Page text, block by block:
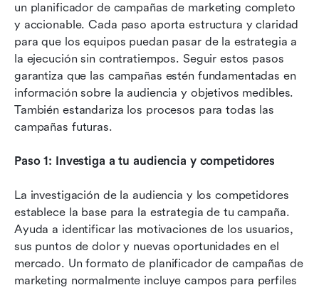
un planificador de campañas de marketing completo
y accionable. Cada paso aporta estructura y claridad
para que los equipos puedan pasar de la estrategia a
la ejecución sin contratiempos. Seguir estos pasos
garantiza que las campañas estén fundamentadas en
información sobre la audiencia y objetivos medibles.
También estandariza los procesos para todas las
campañas futuras.
Paso 1: Investiga a tu audiencia y competidores
La investigación de la audiencia y los competidores
establece la base para la estrategia de tu campaña.
Ayuda a identificar las motivaciones de los usuarios,
sus puntos de dolor y nuevas oportunidades en el
mercado. Un formato de planificador de campañas de
marketing normalmente incluye campos para perfiles